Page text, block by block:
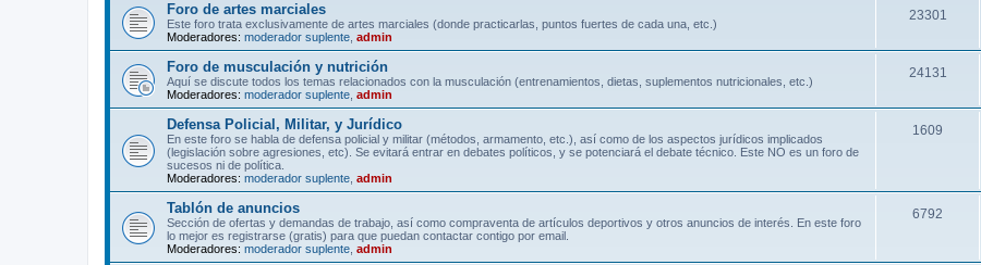
Foro de artes marciales
Este foro trata exclusivamente de artes marciales (donde practicarlas, puntos fuertes de cada una, etc.)
Moderadores: moderador suplente admin
23301
Foro de musculación y nutrición
Aquí se discute todos los temas relacionados con la musculación (entrenamientos, dietas, suplementos nutricionales, etc.)
Moderadores: moderador suplente admin
24131
Defensa Policial, Militar, y Jurídico
En este foro se habla de defensa policial y militar (métodos, armamento, etc.), así como de los aspectos jurídicos implicados
(legislación sobre agresiones, etc). Se evitará entrar en debates políticos, y se potenciará el debate técnico. Este NO es un foro de
sucesos ni de política.
Moderadores: moderador suplente admin
1609
Tablón de anuncios
Sección de ofertas y demandas de trabajo, así como compraventa de artículos deportivos y otros anuncios de interés. En este foro
lo mejor es registrarse (gratis) para que puedan contactar contigo por email.
Moderadores: moderador suplente admin
6792